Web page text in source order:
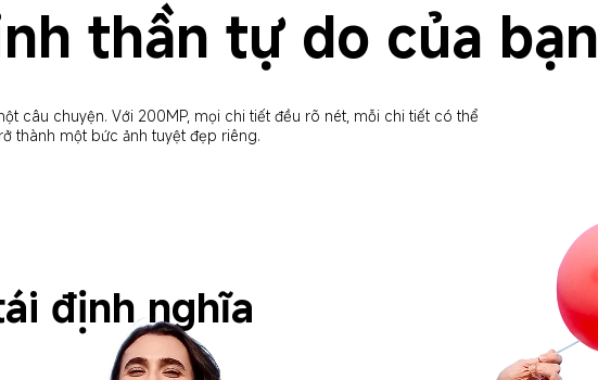
thần tự do của bạn
câu chuyện. Với 200MP, mọi chi tiết đều rõ nét, mỗi chi tiết có thể
thành một bức ảnh tuyệt đẹp riêng.
chiếc